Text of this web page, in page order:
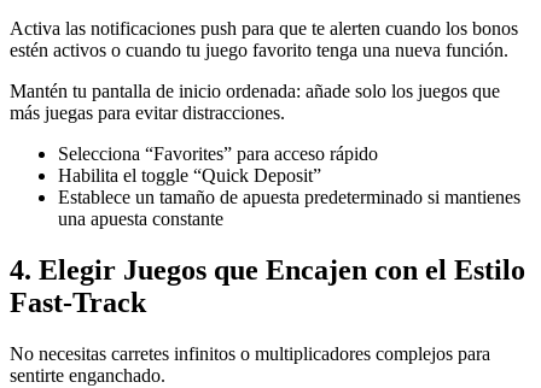
Activa las notificaciones push para que te alerten cuando los bonos
estén activos o cuando tu juego favorito tenga una nueva función.
Mantén tu pantalla de inicio ordenada: añade solo los juegos que
más juegas para evitar distracciones.
Selecciona “Favorites” para acceso rápido
Habilita el toggle “Quick Deposit”
Establece un tamaño de apuesta predeterminado si mantienes
una apuesta constante
4. Elegir Juegos que Encajen con el Estilo
Fast‑Track
No necesitas carretes infinitos o multiplicadores complejos para
sentirte enganchado.